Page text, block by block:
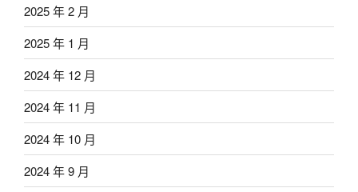
2025 年 2 月
2025 年 1 月
2024 年 12 月
2024 年 11 月
2024 年 10 月
2024 年 9 月